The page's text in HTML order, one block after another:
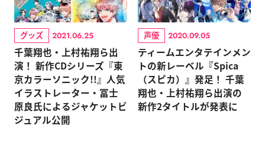
グッズ 2021.06.25
千葉翔也・上村祐翔ら出
演！ 新作CDシリーズ『東
京カラーソニック!!』人気
イラストレーター・冨士
原良氏によるジャケットビ
ジュアル公開
声優 2020.09.05
ティームエンタテインメン
トの新レーベル『Spica
（スピカ）』発足！ 千葉
翔也・上村祐翔ら出演の
新作2タイトルが発表に